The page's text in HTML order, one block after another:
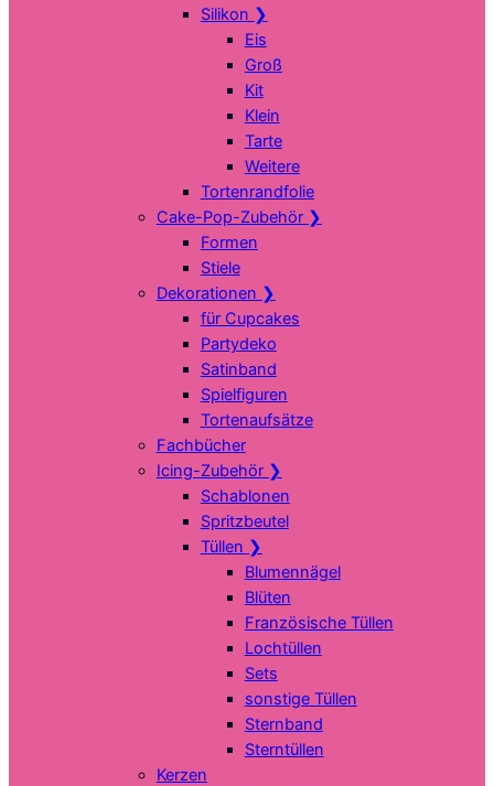
Silikon ❯
Eis
Groß
Kit
Klein
Tarte
Weitere
Tortenrandfolie
Cake-Pop-Zubehör ❯
Formen
Stiele
Dekorationen ❯
für Cupcakes
Partydeko
Satinband
Spielfiguren
Tortenaufsätze
Fachbücher
Icing-Zubehör ❯
Schablonen
Spritzbeutel
Tüllen ❯
Blumennägel
Blüten
Französische Tüllen
Lochtüllen
Sets
sonstige Tüllen
Sternband
Sterntüllen
Kerzen